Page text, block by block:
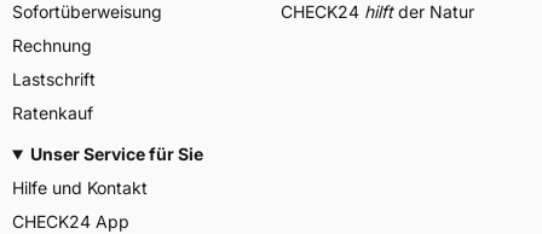
Sofortüberweisung
Rechnung
Lastschrift
Ratenkauf
CHECK24 hilftder Natur
Unser Service für Sie
Hilfe und Kontakt
CHECK24 App